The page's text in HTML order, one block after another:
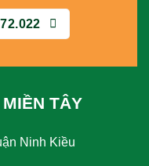
TÂY
Ninh Kiều